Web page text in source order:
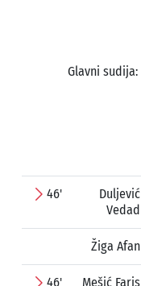
Glavni sudija:
46'
Duljević
Vedad
Žiga Afan
46' Mešić Faris